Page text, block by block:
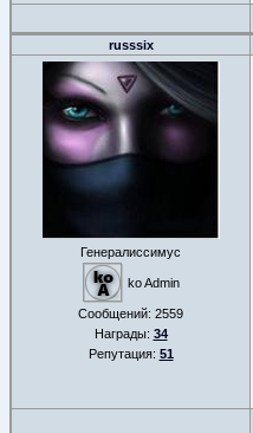
russsix
Генералиссимус
ko Admin
Сообщений: 2559
Награды: 34
Репутация: 51